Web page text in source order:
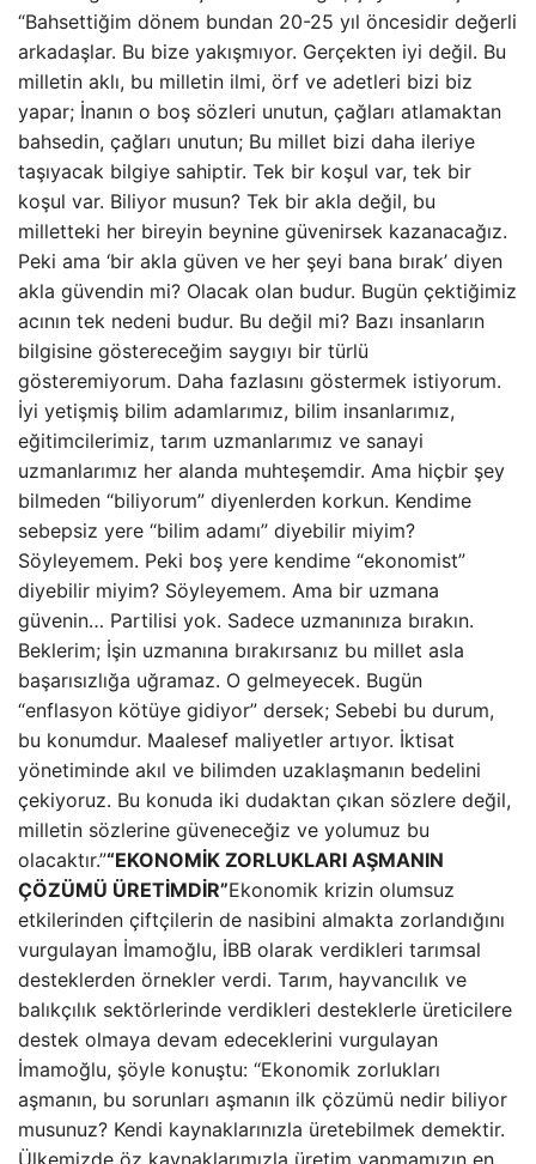
“Bahsettiğim dönem bundan 20-25 yıl öncesidir değerli
arkadaşlar. Bu bize yakışmıyor. Gerçekten iyi değil. Bu
milletin aklı, bu milletin ilmi, örf ve adetleri bizi biz
yapar; İnanın o boş sözleri unutun, çağları atlamaktan
bahsedin, çağları unutun; Bu millet bizi daha ileriye
taşıyacak bilgiye sahiptir. Tek bir koşul var, tek bir
koşul var. Biliyor musun? Tek bir akla değil, bu
milletteki her bireyin beynine güvenirsek kazanacağız.
Peki ama ‘bir akla güven ve her şeyi bana bırak’ diyen
akla güvendin mi? Olacak olan budur. Bugün çektiğimiz
acının tek nedeni budur. Bu değil mi? Bazı insanların
bilgisine göstereceğim saygıyı bir türlü
gösteremiyorum. Daha fazlasını göstermek istiyorum.
İyi yetişmiş bilim adamlarımız, bilim insanlarımız,
eğitimcilerimiz, tarım uzmanlarımız ve sanayi
uzmanlarımız her alanda muhteşemdir. Ama hiçbir şey
bilmeden “biliyorum” diyenlerden korkun. Kendime
sebepsiz yere “bilim adamı” diyebilir miyim?
Söyleyemem. Peki boş yere kendime “ekonomist”
diyebilir miyim? Söyleyemem. Ama bir uzmana
güvenin… Partilisi yok. Sadece uzmanınıza bırakın.
Beklerim; İşin uzmanına bırakırsanız bu millet asla
başarısızlığa uğramaz. O gelmeyecek. Bugün
“enflasyon kötüye gidiyor” dersek; Sebebi bu durum,
bu konumdur. Maalesef maliyetler artıyor. İktisat
yönetiminde akıl ve bilimden uzaklaşmanın bedelini
çekiyoruz. Bu konuda iki dudaktan çıkan sözlere değil,
milletin sözlerine güveneceğiz ve yolumuz bu
olacaktır.”“EKONOMİK ZORLUKLARI AŞMANIN
ÇÖZÜMÜ ÜRETİMDİR”Ekonomik krizin olumsuz
etkilerinden çiftçilerin de nasibini almakta zorlandığını
vurgulayan İmamoğlu, İBB olarak verdikleri tarımsal
desteklerden örnekler verdi. Tarım, hayvancılık ve
balıkçılık sektörlerinde verdikleri desteklerle üreticilere
destek olmaya devam edeceklerini vurgulayan
İmamoğlu, şöyle konuştu: “Ekonomik zorlukları
aşmanın, bu sorunları aşmanın ilk çözümü nedir biliyor
musunuz? Kendi kaynaklarınızla üretebilmek demektir.
Ülkemizde öz kaynaklarımızla üretim yapmamızın en